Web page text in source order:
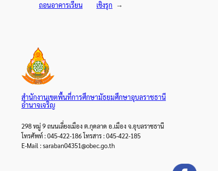
ถอนอาคารเรียน
เชิงรุก
→
สำนักงานเขตพื้นที่การศึกษามัธยมศึกษาอุบลราชธานี
อำนาจเจริญ
298 หมู่ 9 ถนนเลี่ยงเมือง ต.กุดลาด อ.เมือง จ.อุบลราชธานี
โทรศัพท์ : 045-422-186 โทรสาร : 045-422-185
E-Mail : saraban04351@obec.go.th